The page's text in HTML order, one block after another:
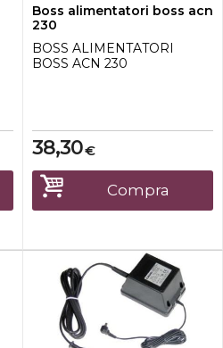
Boss alimentatori boss acn
230
BOSS ALIMENTATORI
BOSS ACN 230
€
38,30
Compra